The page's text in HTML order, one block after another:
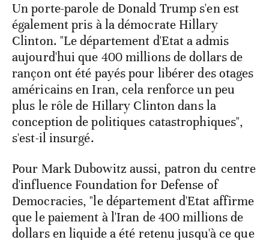
Un porte-parole de Donald Trump s'en est
également pris à la démocrate Hillary
Clinton. "Le département d'Etat a admis
aujourd'hui que 400 millions de dollars de
rançon ont été payés pour libérer des otages
américains en Iran, cela renforce un peu
plus le rôle de Hillary Clinton dans la
conception de politiques catastrophiques",
s'est-il insurgé.
Pour Mark Dubowitz aussi, patron du centre
d'influence Foundation for Defense of
Democracies, "le département d'Etat affirme
que le paiement à l'Iran de 400 millions de
dollars en liquide a été retenu jusqu'à ce que